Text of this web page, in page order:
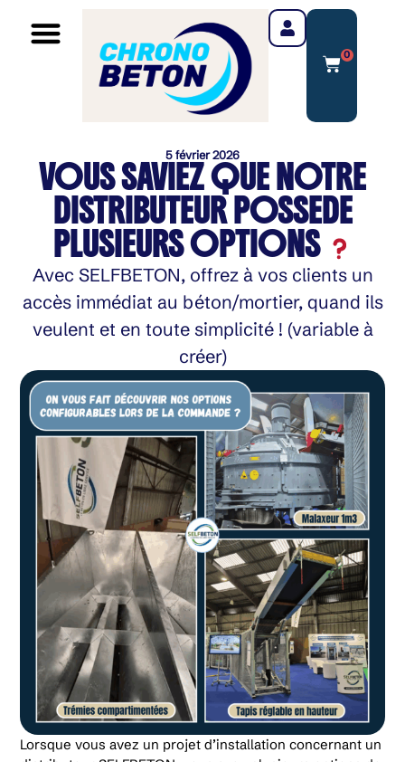
0
5 février 2026
VOUS SAVIEZ QUE NOTRE
DISTRIBUTEUR POSSEDE
PLUSIEURS OPTIONS
Avec SELFBETON, offrez à vos clients un
accès immédiat au béton/mortier, quand ils
veulent et en toute simplicité ! (variable à
créer)
Lorsque vous avez un projet d’installation concernant un